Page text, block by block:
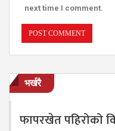
next time I comment.
भर्खरै
फापरखेत पहिरोको